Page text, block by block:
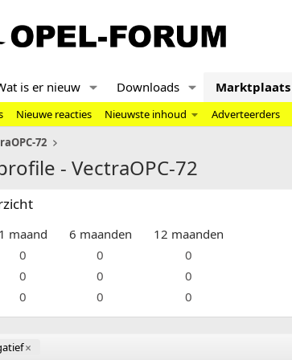
is er nieuw Downloads Marktplaats
Nieuwe reacties Nieuwste inhoud Adverteerders
72
- VectraOPC-72
1 maand 6 maanden
12 maanden
0 0
0
0 0
0
0 0 0